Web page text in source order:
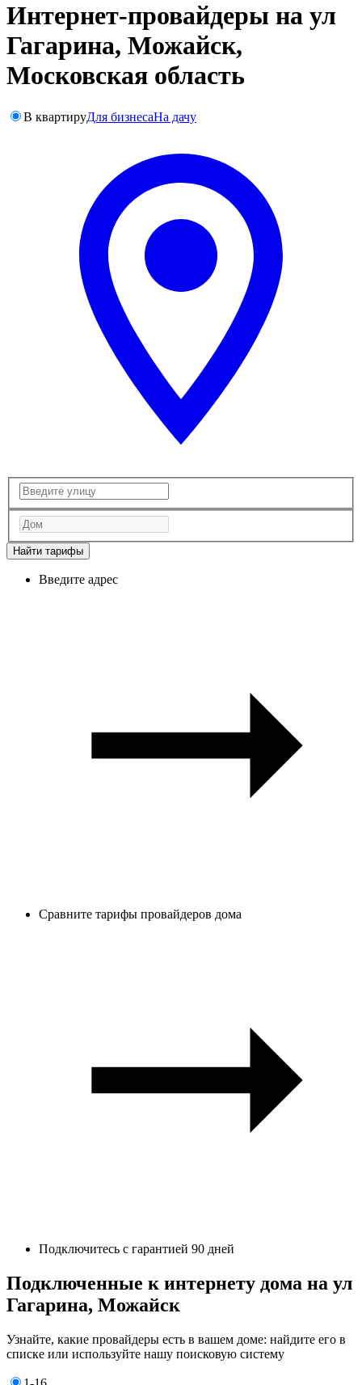
Интернет-провайдеры на ул
Гагарина, Можайск,
Московская область
В квартируДля бизнесаНа дачу
Найти тарифы
Введите адрес
Сравните тарифы провайдеров дома
Подключитесь с гарантией 90 дней
Подключенные к интернету дома на ул
Гагарина, Можайск
Узнайте, какие провайдеры есть в вашем доме: найдите его в
списке или используйте нашу поисковую систему